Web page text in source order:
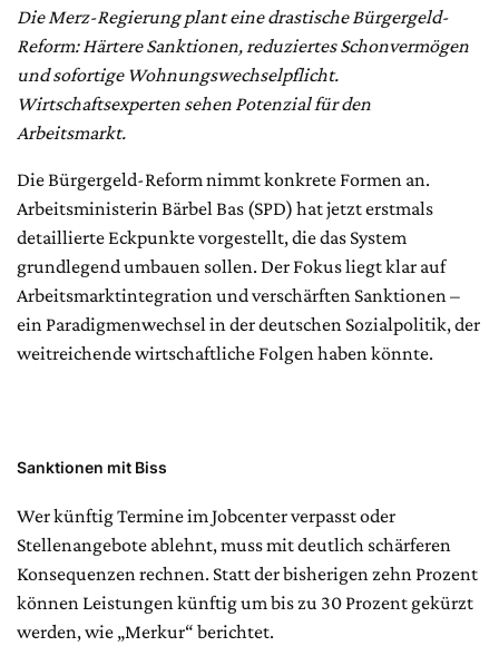
Die Merz-Regierung plant eine drastische Bürgergeld-
Reform: Härtere Sanktionen, reduziertes Schonvermögen
und sofortige Wohnungswechselpflicht.
Wirtschaftsexperten sehen Potenzial für den
Arbeitsmarkt.
Die Bürgergeld-Reform nimmt konkrete Formen an.
Arbeitsministerin Bärbel Bas (SPD) hat jetzt erstmals
detaillierte Eckpunkte vorgestellt, die das System
grundlegend umbauen sollen. Der Fokus liegt klar auf
Arbeitsmarktintegration und verschärften Sanktionen –
ein Paradigmenwechsel in der deutschen Sozialpolitik, der
weitreichende wirtschaftliche Folgen haben könnte.
Sanktionen mit Biss
Wer künftig Termine im Jobcenter verpasst oder
Stellenangebote ablehnt, muss mit deutlich schärferen
Konsequenzen rechnen. Statt der bisherigen zehn Prozent
können Leistungen künftig um bis zu 30 Prozent gekürzt
werden, wie „Merkur“ berichtet.